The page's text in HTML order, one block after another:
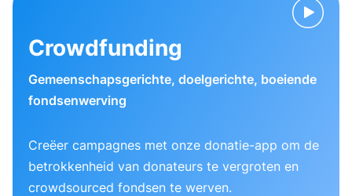
Crowdfunding
Gemeenschapsgerichte, doelgerichte, boeiende
fondsenwerving
Creëer campagnes met onze donatie-app om de
betrokkenheid van donateurs te vergroten en
crowdsourced fondsen te werven.